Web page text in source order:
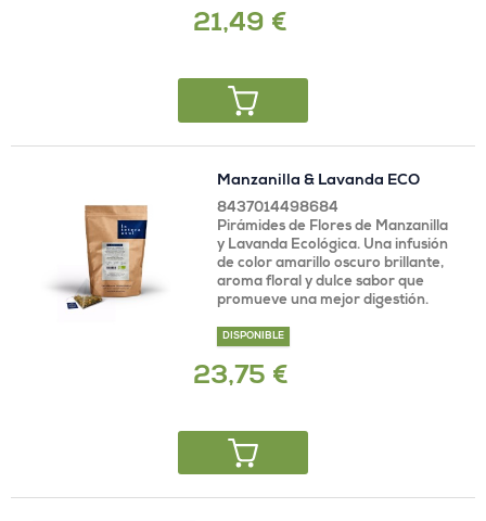
21,49 €
Manzanilla & Lavanda ECO
8437014498684
Pirámides de Flores de Manzanilla
y Lavanda Ecológica. Una infusión
de color amarillo oscuro brillante,
aroma floral y dulce sabor que
promueve una mejor digestión.
DISPONIBLE
23,75 €